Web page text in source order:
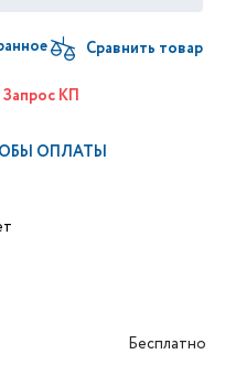
Запрос КП
ОПЛАТЫ
Бесплатно